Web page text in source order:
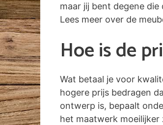
maar jij bent degene
Lees meer over de
Hoe is de
Wat betaal je voor
hogere prijs bedragen
ontwerp is, bepaalt
het maatwerk moeilijker